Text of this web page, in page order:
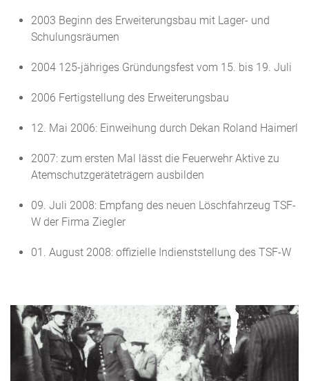
2003 Beginn des Erweiterungsbau mit Lager- und
Schulungsräumen
2004 125-jähriges Gründungsfest vom 15. bis 19. Juli
2006 Fertigstellung des Erweiterungsbau
12. Mai 2006: Einweihung durch Dekan Roland Haimerl
2007: zum ersten Mal lässt die Feuerwehr Aktive zu
Atemschutzgeräteträgern ausbilden
09. Juli 2008: Empfang des neuen Löschfahrzeug TSF-
W der Firma Ziegler
01. August 2008: offizielle Indienststellung des TSF-W